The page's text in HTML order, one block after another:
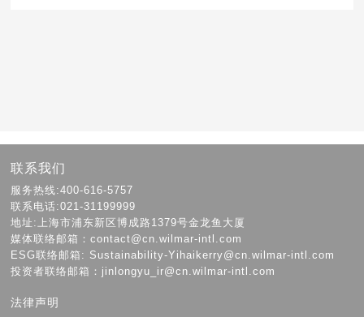
联系我们
服务热线:400-616-5757
联系电话:021-31199999
地址:上海市浦东新区博成路1379号金龙鱼大厦
媒体联络邮箱：contact@cn.wilmar-intl.com
ESG联络邮箱: Sustainability-Yihaikerry@cn.wilmar-intl.com
投资者联络邮箱：jinlongyu_ir@cn.wilmar-intl.com
法律声明